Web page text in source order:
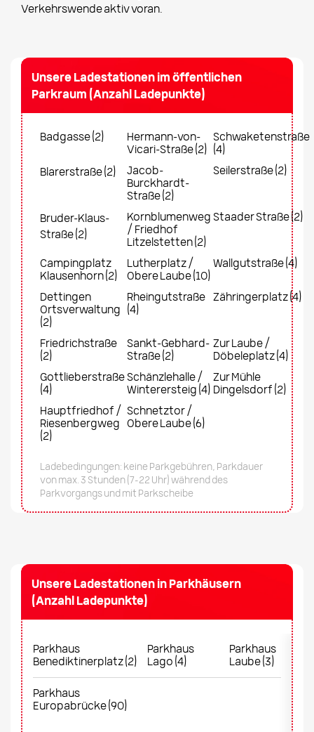
Verkehrswende aktiv voran.
Unsere Ladestationen im öffentlichen
Parkraum (Anzahl Ladepunkte)
Badgasse (2)
Hermann-von-
Vicari-Straße (2)
Schwaketenstraße
(4)
Blarerstraße (2)
Jacob-
Burckhardt-
Straße (2)
Seilerstraße (2)
Bruder-Klaus-
Straße (2)
Kornblumenweg
/ Friedhof
Litzelstetten (2)
Staader Straße (2)
Campingplatz
Klausenhorn (2)
Lutherplatz /
Obere Laube (10)
Wallgutstraße (4)
Dettingen
Ortsverwaltung
(2)
Rheingutstraße
(4)
Zähringerplatz (4)
Friedrichstraße
(2)
Sankt-Gebhard-
Straße (2)
Zur Laube /
Döbeleplatz (4)
Gottlieberstraße
(4)
Schänzlehalle /
Winterersteig (4)
Zur Mühle
Dingelsdorf (2)
Hauptfriedhof /
Riesenbergweg
(2)
Schnetztor /
Obere Laube (6)
Ladebedingungen: keine Parkgebühren, Parkdauer
von max. 3 Stunden (7-22 Uhr) während des
Parkvorgangs und mit Parkscheibe
Unsere Ladestationen in Parkhäusern
(Anzahl Ladepunkte)
Parkhaus
Benediktinerplatz (2)
Parkhaus
Lago (4)
Parkhaus
Laube (3)
Parkhaus
Europabrücke (90)